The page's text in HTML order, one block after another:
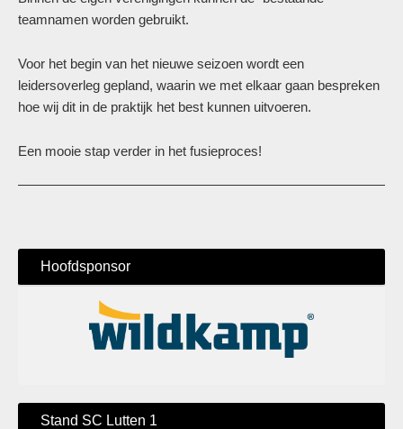
teamnamen worden gebruikt.
Voor het begin van het nieuwe seizoen wordt een
leidersoverleg gepland, waarin we met elkaar gaan bespreken
hoe wij dit in de praktijk het best kunnen uitvoeren.
Een mooie stap verder in het fusieproces!
Hoofdsponsor
Stand SC Lutten 1